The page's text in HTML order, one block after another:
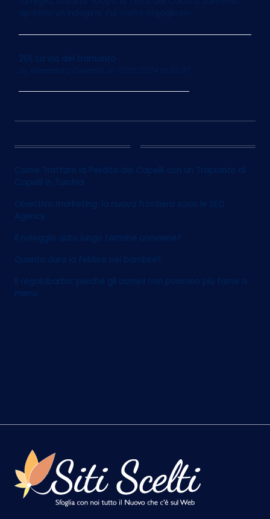
aprirono un'indagine. Fui molto orgoglioso»
201. La via del tramonto
on 13/05/2024 at 06:03
12
Come Trattare la Perdita dei Capelli con un Trapianto di
Capelli in Turchia
Obiettivo marketing: la nuova frontiera sono le SEO
Agency
Il noleggio auto lungo termine conviene?
Quanto dura la febbre nei bambini?
Il regolabarba: perché gli uomini non possono più farne a
meno